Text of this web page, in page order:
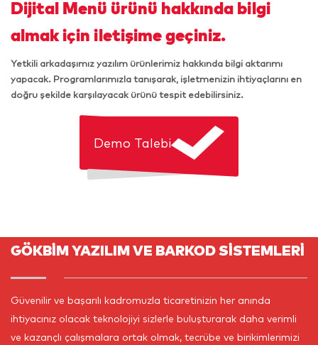
Dijital Menü ürünü hakkında bilgi
almak için iletişime geçiniz.
Yetkili arkadaşımız yazılım ürünlerimiz hakkında bilgi aktarımı
yapacak. Programlarımızla tanışarak, işletmenizin ihtiyaçlarını en
doğru şekilde karşılayacak ürünü tespit edebilirsiniz.
Demo Talebi
GÖKBİM YAZILIM VE BARKOD SİSTEMLERİ
Güvenilir ve başarılı kadromuzla ticaretinizin her anında
ihtiyacınız olacak teknolojiyi sizlerle buluşturarak daha verimli
ve kazançlı çalışmalara ortak olmak, tecrübe ve birikimlerimizi